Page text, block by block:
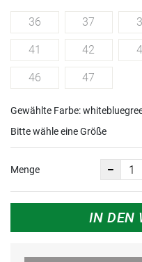
36 37
41 42
46 47
Gewählte Farbe:
Bitte wähle eine Größe
Menge
IN DEN